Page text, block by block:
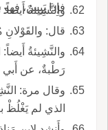
فإِذا يَبِسَ،
والنَّشِيئةُ
قال: والقَوْلانِ
والنَّشِيئةُ
رَطْبةٌ، عن أَبي
وقال مرة:
الذي لم يَغْلُظْ